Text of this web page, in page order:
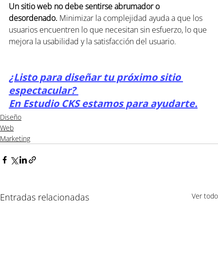
Un sitio web no debe sentirse abrumador o
desordenado. Minimizar la complejidad ayuda a que los
usuarios encuentren lo que necesitan sin esfuerzo, lo que
mejora la usabilidad y la satisfacción del usuario.
¿Listo para diseñar tu próximo sitio
espectacular?
En Estudio CKS estamos para ayudarte.
Diseño
Web
Marketing
Entradas relacionadas Ver todo